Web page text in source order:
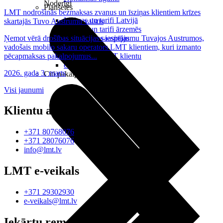
Noderīgi
Maksas un tarifi Latvijā
Maksas un tarifi ārzemēs
LMT Kartes iespējas
Kur nopirkt
Kā kļūt par LMT klientu
eSIM tehnoloģija
Citi pakalpojumi
Planšetes
LMT nodrošinās bezmaksas zvanus un īsziņas klientiem krīzes
skartajās Tuvo Austrumu valstīs
Ņemot vērā drošības situācijas saasinājumu Tuvajos Austrumos,
vadošais mobilo sakaru operators LMT klientiem, kuri izmanto
pēcapmaksas pakalpojumus...
2026. gada 3. marts
Visi jaunumi
Klientu atbalsts
+371 80768076
+371 28076076
info@lmt.lv
LMT e-veikals
+371 29302930
e-veikals@lmt.lv